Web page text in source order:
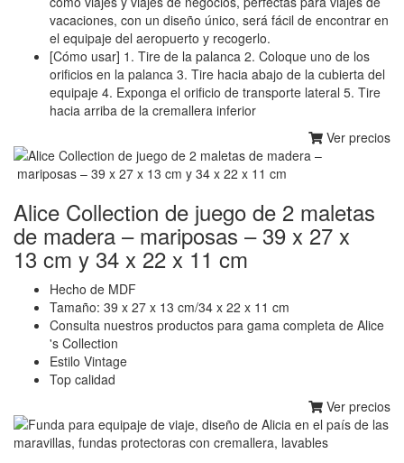
vacaciones, con un diseño único, será fácil de encontrar en
el equipaje del aeropuerto y recogerlo.
[Cómo usar] 1. Tire de la palanca 2. Coloque uno de los
orificios en la palanca 3. Tire hacia abajo de la cubierta del
equipaje 4. Exponga el orificio de transporte lateral 5. Tire
hacia arriba de la cremallera inferior
Ver precios
Alice Collection de juego de 2 maletas
de madera – mariposas – 39 x 27 x
13 cm y 34 x 22 x 11 cm
Hecho de MDF
Tamaño: 39 x 27 x 13 cm/34 x 22 x 11 cm
Consulta nuestros productos para gama completa de Alice
's Collection
Estilo Vintage
Top calidad
Ver precios